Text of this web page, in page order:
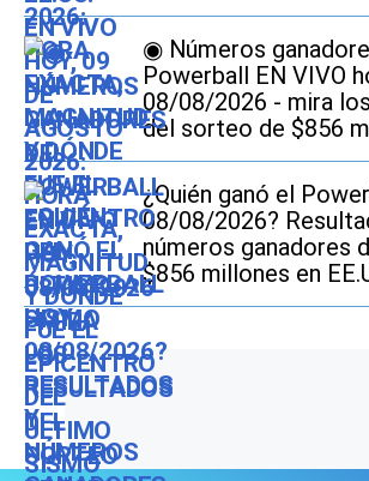
◉ Números
Powerball EN VIVO
08/08/2026 - mira
del sorteo de $856
¿Quién ganó el
08/08/2026?
números ganadores
$856 millones en